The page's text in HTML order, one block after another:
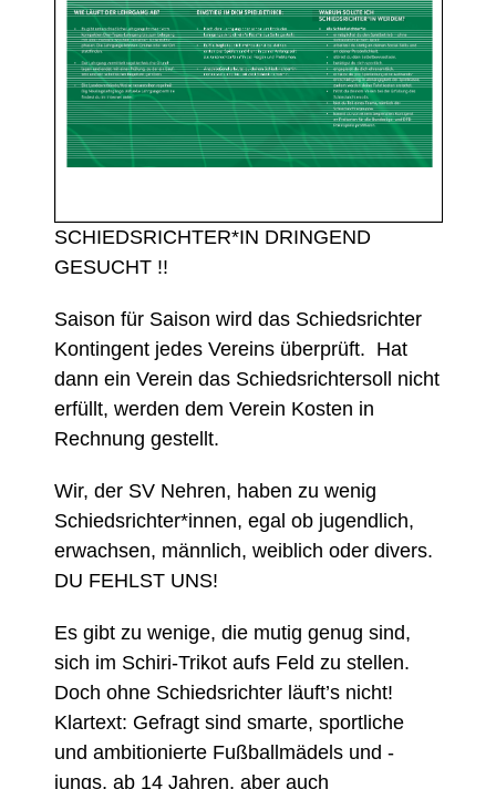
SCHIEDSRICHTER*IN DRINGEND
GESUCHT !!
Saison für Saison wird das Schiedsrichter
Kontingent jedes Vereins überprüft. Hat
dann ein Verein das Schiedsrichtersoll nicht
erfüllt, werden dem Verein Kosten in
Rechnung gestellt.
Wir, der SV Nehren, haben zu wenig
Schiedsrichter*innen, egal ob jugendlich,
erwachsen, männlich, weiblich oder divers.
DU FEHLST UNS!
Es gibt zu wenige, die mutig genug sind,
sich im Schiri-Trikot aufs Feld zu stellen.
Doch ohne Schiedsrichter läuft’s nicht!
Klartext: Gefragt sind smarte, sportliche
und ambitionierte Fußballmädels und -
jungs, ab 14 Jahren, aber auch